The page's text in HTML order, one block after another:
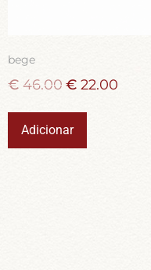
bege
€ 46.00 € 22.00
Adicionar